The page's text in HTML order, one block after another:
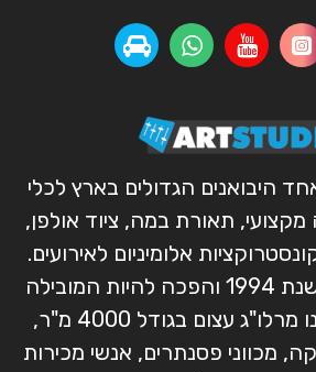
היבואנים הגדולים בארץ לכלי
מקצועי, תאורת במה, ציוד אולפן,
אלומיניום לאירועים.
החברה עובדת משנת 1994 והפכה להיות המובילה
בתחומה. ברשותנו מרלו"ג עצום בגודל 4000 מ"ר,
מכווני פסנתרים, אנשי מכירות